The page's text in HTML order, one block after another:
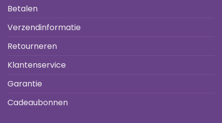
Betalen
Verzendinformatie
Retourneren
Klantenservice
Garantie
Cadeaubonnen